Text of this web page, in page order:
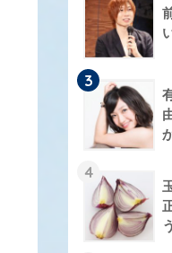
3
4